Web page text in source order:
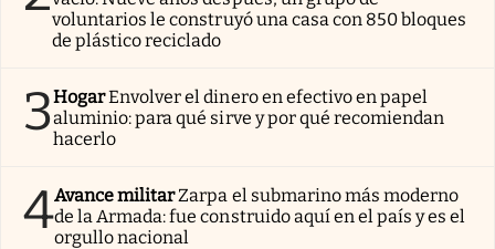
voluntarios le construyó una casa con 850 bloques
de plástico reciclado
3HogarEnvolver el dinero en efectivo en papel
aluminio: para qué sirve y por qué recomiendan
hacerlo
4Avance militarZarpa el submarino más moderno
de la Armada: fue construido aquí en el país y es el
orgullo nacional